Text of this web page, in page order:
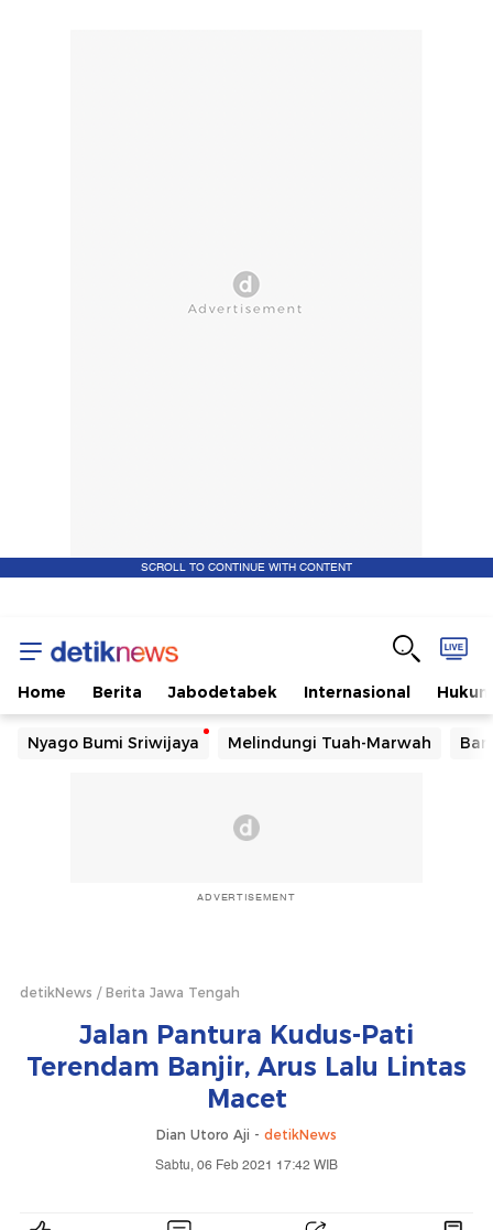
SCROLL TO CONTINUE WITH CONTENT
Home Berita Jabodetabek Internasional Hukum
Nyago Bumi Sriwijaya Melindungi Tuah-Marwah
ADVERTISEMENT
detikNews Berita Jawa Tengah
Jalan Pantura Kudus-Pati
Terendam Banjir, Arus Lalu Lintas
Macet
Dian Utoro Aji - detikNews
Sabtu, 06 Feb 2021 17:42 WIB